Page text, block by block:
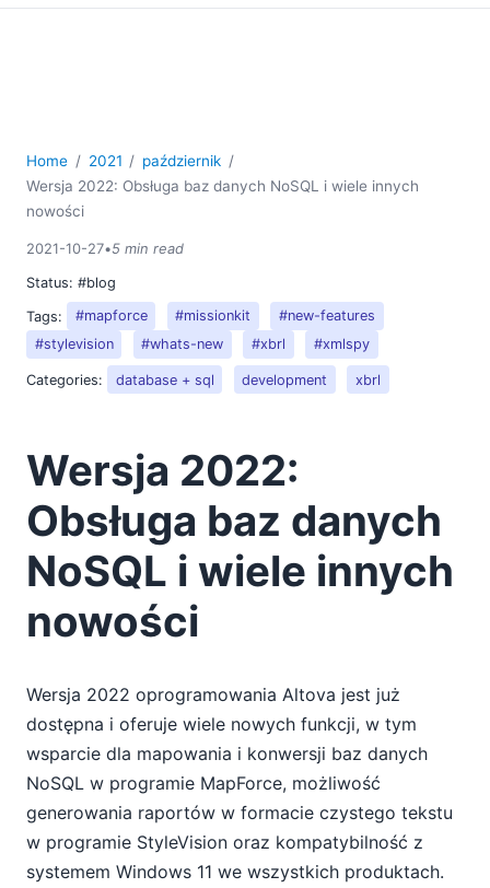
Home 2021
październik
Wersja 2022: Obsługa baz danych NoSQL i wiele innych
nowości
2021-10-27•5 min read
Status: #blog
Tags:
#mapforce #missionkit
#new-features
#stylevision
#whats-new #xbrl #xmlspy
Categories: database + sql development xbrl
Wersja 2022:
Obsługa baz danych
NoSQL i wiele innych
nowości
Wersja 2022 oprogramowania Altova jest już
dostępna i oferuje wiele nowych funkcji, w tym
wsparcie dla mapowania i konwersji baz danych
NoSQL w programie MapForce, możliwość
generowania raportów w formacie czystego tekstu
w programie StyleVision oraz kompatybilność z
systemem Windows 11 we wszystkich produktach.